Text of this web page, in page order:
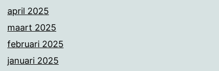
april 2025
maart 2025
februari 2025
januari 2025